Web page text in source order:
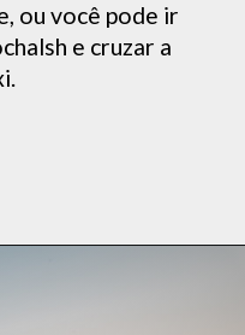
ou você pode ir
e cruzar a